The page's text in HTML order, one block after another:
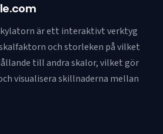
är ett interaktivt verktyg
och storleken på vilket
till andra skalor, vilket gör
visualisera skillnaderna mellan